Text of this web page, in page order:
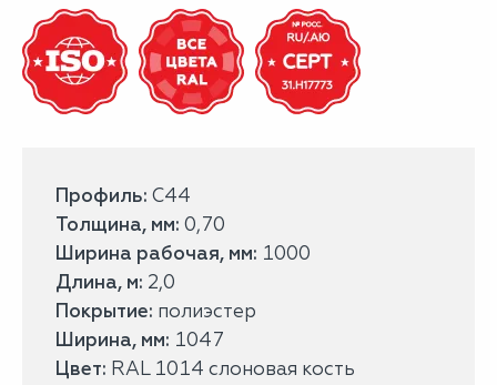
Профиль: С44
Толщина, мм: 0,70
Ширина рабочая, мм: 1000
Длина, м: 2,0
Покрытие: полиэстер
Ширина, мм: 1047
Цвет: RAL 1014 слоновая кость